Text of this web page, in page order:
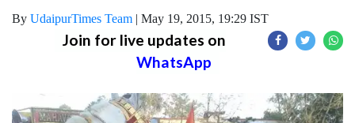
By UdaipurTimes Team | May 19, 2015, 19:29 IST
Join for live updates on
WhatsApp